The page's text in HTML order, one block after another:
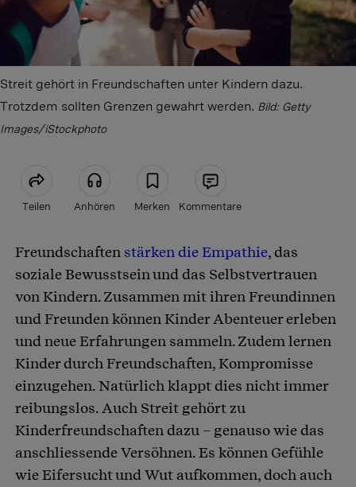
Streit gehört in Freundschaften unter Kindern dazu.
Trotzdem sollten Grenzen gewahrt werden. Bild: Getty
Images/iStockphoto
Teilen Anhören Merken Kommentare
Artikel teilen
Freundschaften stärken die Empathie, das
soziale Bewusstsein und das Selbstvertrauen
von Kindern. Zusammen mit ihren Freundinnen
und Freunden können Kinder Abenteuer erleben
und neue Erfahrungen sammeln. Zudem lernen
Kinder durch Freundschaften, Kompromisse
einzugehen. Natürlich klappt dies nicht immer
reibungslos. Auch Streit gehört zu
Kinderfreundschaften dazu – genauso wie das
anschliessende Versöhnen. Es können Gefühle
wie Eifersucht und Wut aufkommen, doch auch